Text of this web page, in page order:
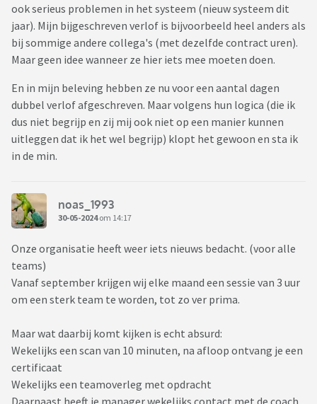
ook serieus problemen in het systeem (nieuw systeem dit
jaar). Mijn bijgeschreven verlof is bijvoorbeeld heel anders als
bij sommige andere collega's (met dezelfde contract uren).
Maar geen idee wanneer ze hier iets mee moeten doen.
En in mijn beleving hebben ze nu voor een aantal dagen
dubbel verlof afgeschreven. Maar volgens hun logica (die ik
dus niet begrijp en zij mij ook niet op een manier kunnen
uitleggen dat ik het wel begrijp) klopt het gewoon en sta ik
in de min.
noas_1993
30-05-2024om 14:17
Onze organisatie heeft weer iets nieuws bedacht. (voor alle
teams)
Vanaf september krijgen wij elke maand een sessie van 3 uur
om een sterk team te worden, tot zo ver prima.
Maar wat daarbij komt kijken is echt absurd:
Wekelijks een scan van 10 minuten, na afloop ontvang je een
certificaat
Wekelijks een teamoverleg met opdracht